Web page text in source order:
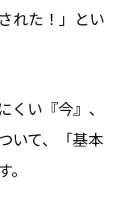
れた！」とい
い『今』、
いて、「基本